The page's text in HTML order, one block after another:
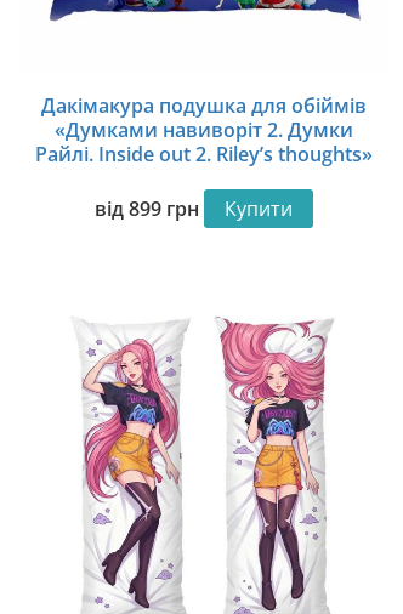
Дакімакура подушка для обіймів
«Думками навиворіт 2. Думки
Райлі. Inside out 2. Riley’s thoughts»
від899 грн Купити